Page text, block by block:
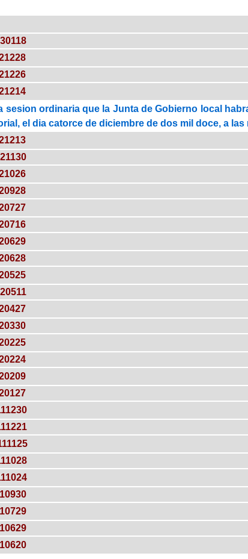
sesion ordinaria que la Junta de Gobierno local
el dia catorce de diciembre de dos mil doce, a las